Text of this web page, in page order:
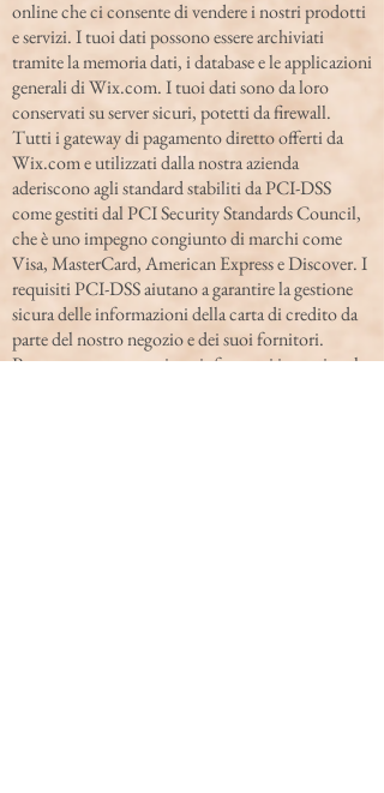
online che ci consente di vendere i nostri prodotti
e servizi. I tuoi dati possono essere archiviati
tramite la memoria dati, i database e le applicazioni
generali di Wix.com. I tuoi dati sono da loro
conservati su server sicuri, potetti da firewall.
Tutti i gateway di pagamento diretto offerti da
Wix.com e utilizzati dalla nostra azienda
aderiscono agli standard stabiliti da PCI-DSS
come gestiti dal PCI Security Standards Council,
che è uno impegno congiunto di marchi come
Visa, MasterCard, American Express e Discover. I
requisiti PCI-DSS aiutano a garantire la gestione
sicura delle informazioni della carta di credito da
parte del nostro negozio e dei suoi fornitori.
Potremmo contattarti per informarti in merito al